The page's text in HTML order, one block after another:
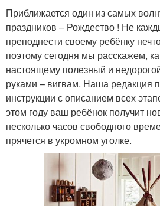
Приближается один из самых
праздников – Рождество ! Не
преподнести своему ребёнку
поэтому сегодня мы расскажем,
настоящему полезный и
руками – вигвам. Наша редакция
инструкции с описанием всех
этом году ваш ребёнок получит
несколько часов свободного
прячется в укромном уголке.